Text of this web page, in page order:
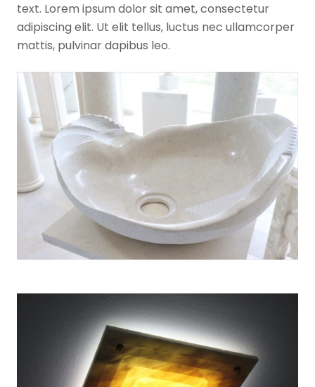
text. Lorem ipsum dolor sit amet, consectetur
adipiscing elit. Ut elit tellus, luctus nec ullamcorper
mattis, pulvinar dapibus leo.